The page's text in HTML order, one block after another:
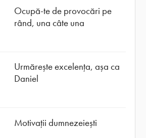
Ocupă-te de provocări pe
rând, una câte una
Urmărește excelența, așa ca
Daniel
Motivații dumnezeiești